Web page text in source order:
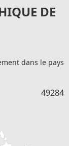
DE
dans le pays
49284